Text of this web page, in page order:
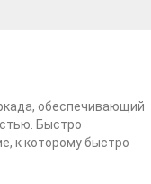
обеспечивающий
Быстро
к которому быстро